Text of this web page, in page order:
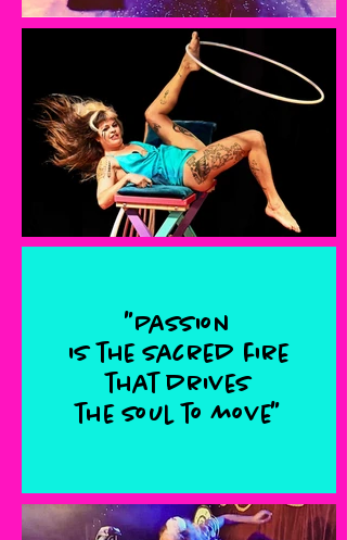
"Passion
is the sacred fire
that drives
the soul to move"